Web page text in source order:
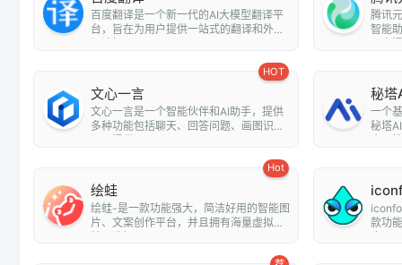
百度翻译是一个新一代的AI大模型翻译平
台，旨在为用户提供一站式的翻译和外文
腾讯
智能
HOT
文心一言
文心一言是一个智能伙伴和AI助手，提供
多种功能包括聊天、回答问题、画图识
秘塔
一个
秘塔
Hot
绘蛙
绘蛙-是一款功能强大，简洁好用的智能图
片、文案创作平台，并且拥有海量虚拟模
特可选择...
款功
库，